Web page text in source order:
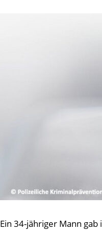
Ein 34-jähriger Mann